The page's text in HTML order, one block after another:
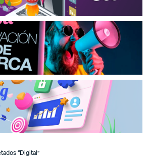
“Digital”